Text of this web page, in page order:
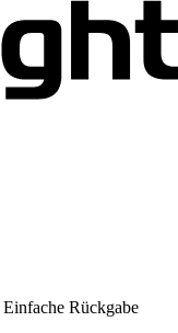
Einfache Rückgabe